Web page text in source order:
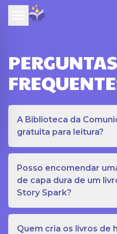
PERGUNTAS
A Biblioteca da
gratuita para leitura?
Posso encomendar
de capa dura de um
Story Spark?
Quem cria os livros de